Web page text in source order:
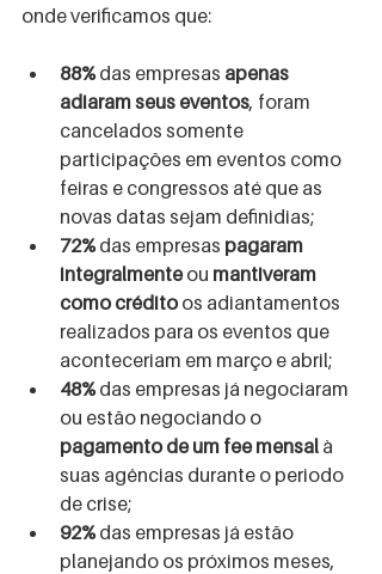
onde verificamos que:
88% das empresas apenas
adiaram seus eventos, foram
cancelados somente
participações em eventos como
feiras e congressos até que as
novas datas sejam definidias;
72% das empresas pagaram
integralmente ou mantiveram
como crédito os adiantamentos
realizados para os eventos que
aconteceriam em março e abril;
48% das empresas já negociaram
ou estão negociando o
pagamento de um fee mensal à
suas agências durante o periodo
de crise;
92% das empresas já estão
planejando os próximos meses,